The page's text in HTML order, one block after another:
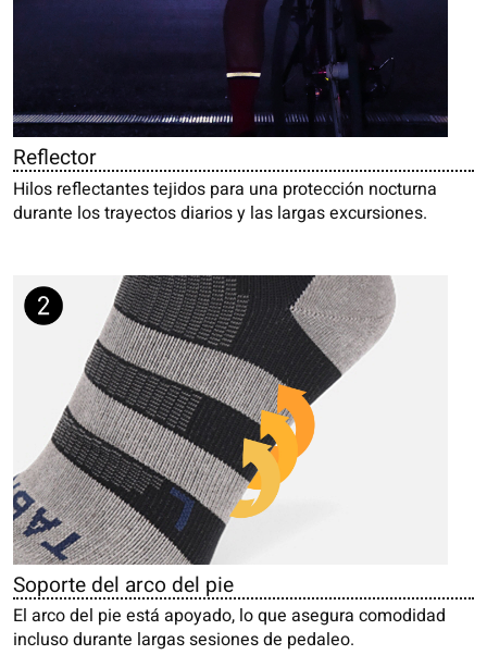
Reflector
Hilos reflectantes tejidos para una protección nocturna
durante los trayectos diarios y las largas excursiones.
Soporte del arco del pie
El arco del pie está apoyado, lo que asegura comodidad
incluso durante largas sesiones de pedaleo.